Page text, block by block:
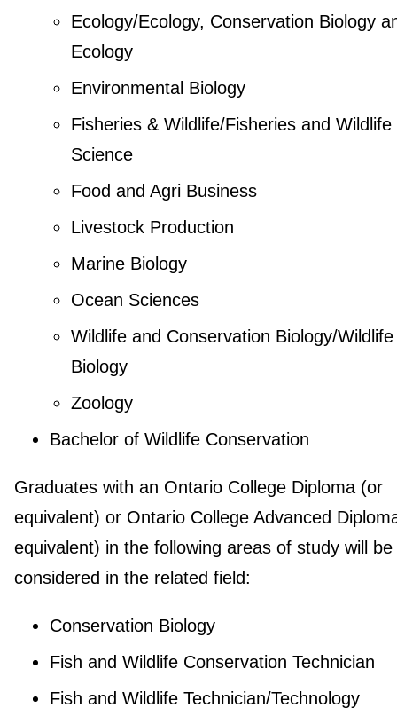
Ecology/Ecology, Conservation Biology
Ecology
Environmental Biology
Fisheries & Wildlife/Fisheries and Wildlife
Science
Food and Agri Business
Livestock Production
Marine Biology
Ocean Sciences
Wildlife and Conservation Biology/Wildlife
Biology
Zoology
Bachelor of Wildlife Conservation
Graduates with an Ontario College Diploma (or
equivalent) or Ontario College Advanced
equivalent) in the following areas of study will be
considered in the related field:
Conservation Biology
Fish and Wildlife Conservation Technician
Fish and Wildlife Technician/Technology